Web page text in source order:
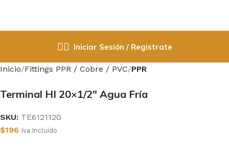
Iniciar Sesión / Registrate
Inicio Fittings PPR / Cobre / PVC PPR
Terminal HI 20×1/2″ Agua Fría
SKU: TE6121120
$196 Iva Incluido